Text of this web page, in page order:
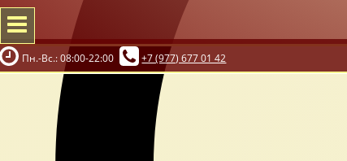
Пн.-Вс.: 08:00-22:00 +7 (977) 677 01 42